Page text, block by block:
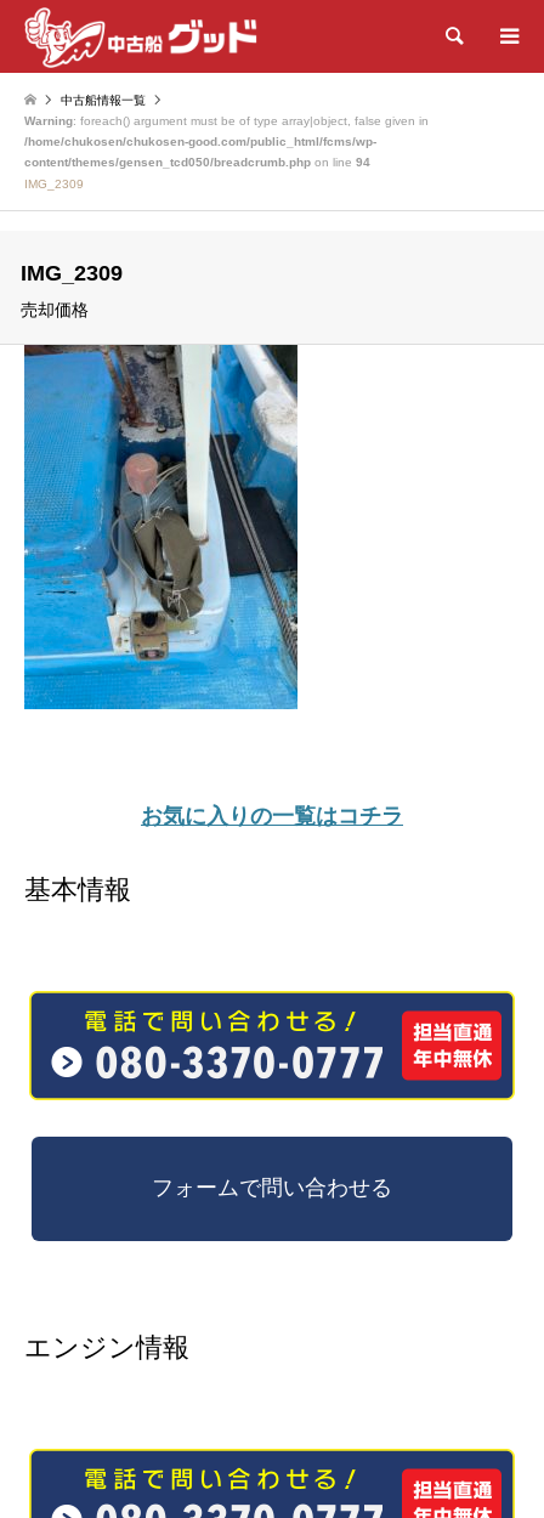
検索
中古船情報一覧
Warning: foreach() argument must be of type array|object, false given in
/home/chukosen/chukosen-good.com/public_html/fcms/wp-
content/themes/gensen_tcd050/breadcrumb.php on line 94
IMG_2309
IMG_2309
売却価格
お気に入りの一覧はコチラ
基本情報
エンジン情報